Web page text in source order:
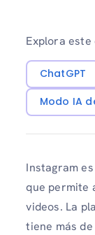
Explora este
ChatGPT
Modo IA
Instagram
que permite
videos. La
tiene más